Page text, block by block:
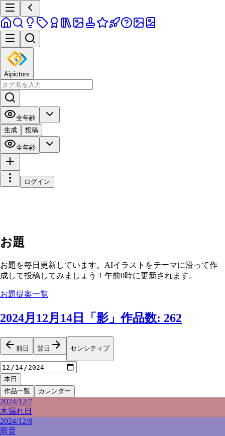
Aipictors
全年齢
生成
投稿
全年齢
ログイン
お題
お題を毎日更新しています。AIイラストをテーマに沿って作
成して投稿してみましょう！午前0時に更新されます。
お題提案一覧
2024月12月14日 「 影 」作品数: 262
前日 翌日 センシティブ
本日
作品一覧
カレンダー
2024/12/7
木漏れ日
2024/12/8
雨音